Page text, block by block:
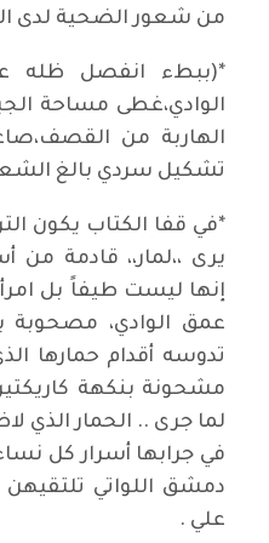
من شعور الضحية لدى
*(ببطء انفصل ظله
الوادي،غطى مساحة
الهاربة من
تشكيل سردي بالغ
*في قفا الكتاب يكون
يرى ،،لمار،، قادمة
إنها ليست طيفاً بل
عمق الوادي، مصحوبة
تدوسه أقدام حمارها
مشحونة بنكهة
لما جرى .. الحمار الذي
في جرابها أسرار كل
دمشق اللواتي
علي .